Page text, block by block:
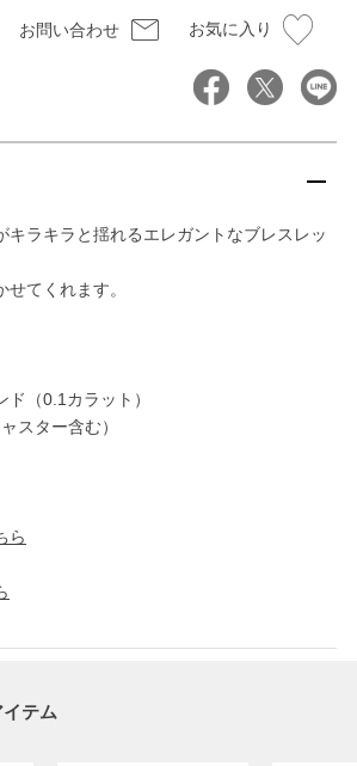
お問い合わせ お気に入り
キラキラと揺れるエレガントなブレスレッ
てくれます。
（0.1カラット）
スター含む）
ら
テム